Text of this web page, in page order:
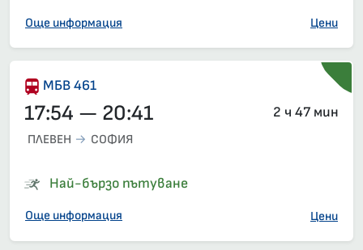
Още информация Цени
МБВ 461
17:54 — 20:41 2 ч 47 мин
ПЛЕВЕН СОФИЯ
Най-бързо пътуване
Още информация Цени